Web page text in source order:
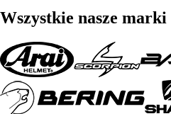
Wszystkie nasze marki